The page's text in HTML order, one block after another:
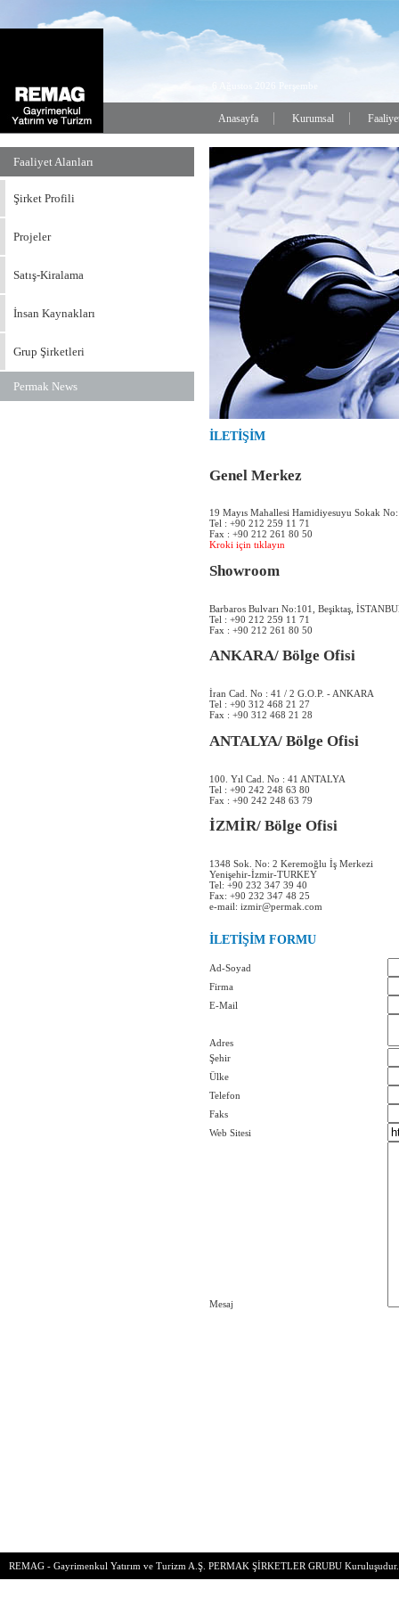
Anasayfa Kurumsal
Faaliyet Alanları
Şirket Profili
Projeler
Satış-Kiralama
İnsan Kaynakları
Grup Şirketleri
Permak News
İLETİŞİM
Genel Merkez
19 Mayıs Mahallesi Hamidiyesuyu Sokak
Tel : +90 212 259 11 71
Fax : +90 212 261 80 50
Kroki için tıklayın
Showroom
Barbaros Bulvarı No:101, Beşiktaş,
Tel : +90 212 259 11 71
Fax : +90 212 261 80 50
ANKARA/ Bölge Ofisi
İran Cad. No : 41 / 2 G.O.P. - ANKARA
Tel : +90 312 468 21 27
Fax : +90 312 468 21 28
ANTALYA/ Bölge Ofisi
100. Yıl Cad. No : 41 ANTALYA
Tel : +90 242 248 63 80
Fax : +90 242 248 63 79
İZMİR/ Bölge Ofisi
1348 Sok. No: 2 Keremoğlu İş Merkezi
Yenişehir-İzmir-TURKEY
Tel: +90 232 347 39 40
Fax: +90 232 347 48 25
e-mail: izmir@permak.com
İLETİŞİM FORMU
Ad-Soyad
Firma
E-Mail
Adres
Şehir
Ülke
Telefon
Faks
Web Sitesi
Mesaj
REMAG - Gayrimenkul Yatırım ve Turizm A.Ş. PERMAK ŞİRKETLER GRUBU